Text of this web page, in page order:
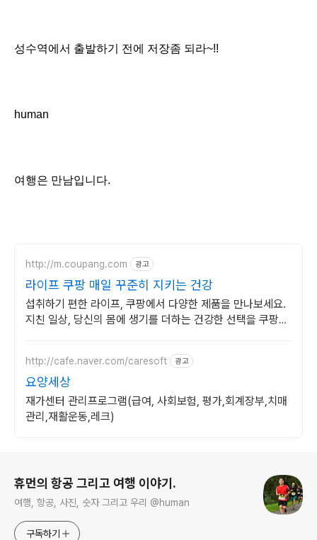
성수역에서 출발하기 전에 저장좀 되라~!!
human
여행은 만남입니다.
http://m.coupang.com 광고
라이프 쿠팡 매일 꾸준히 지키는 건강
섭취하기 편한 라이프, 쿠팡에서 다양한 제품을 만나보세요.
지친 일상, 당신의 몸에 생기를 더하는 건강한 선택을 쿠팡에
http://cafe.naver.com/caresoft 광고
요양세상
재가센터 관리프로그램(급여, 사회보험, 평가,회계장부,치매
관리,재활운동,레크)
휴먼의 항공 그리고 여행 이야기.
여행, 항공, 사진, 숫자 그리고 우리 @human
구독하기